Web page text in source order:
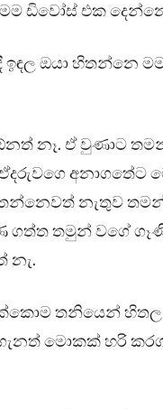
ඩිවෝස් එක
ඔයා හිතන්නෙ
නෑ. ඒ වුණාට
අනාගතේට
නැතුව
ගත්ත තමුන් වගේ
නැ.
තනියෙන්
මොකක් හරි